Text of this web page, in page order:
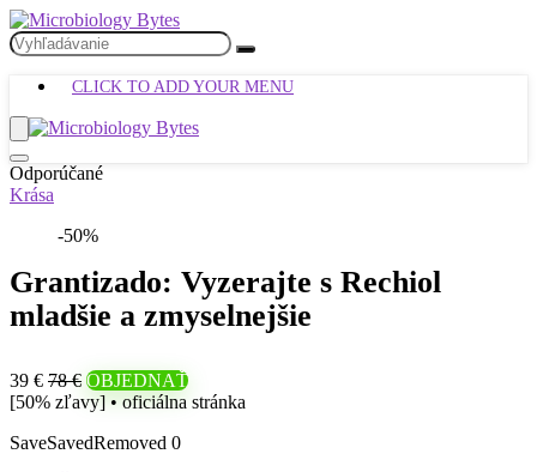
CLICK TO ADD YOUR MENU
Odporúčané
Krása
-50%
Grantizado: Vyzerajte s Rechiol
mladšie a zmyselnejšie
39 € 78 € OBJEDNAŤ
[50% zľavy] • oficiálna stránka
SaveSavedRemoved 0